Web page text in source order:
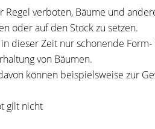
Regel verboten, Bäume und
oder auf den Stock zu setzen.
dieser Zeit nur schonende
von Bäumen.
können beispielsweise zur
gilt nicht